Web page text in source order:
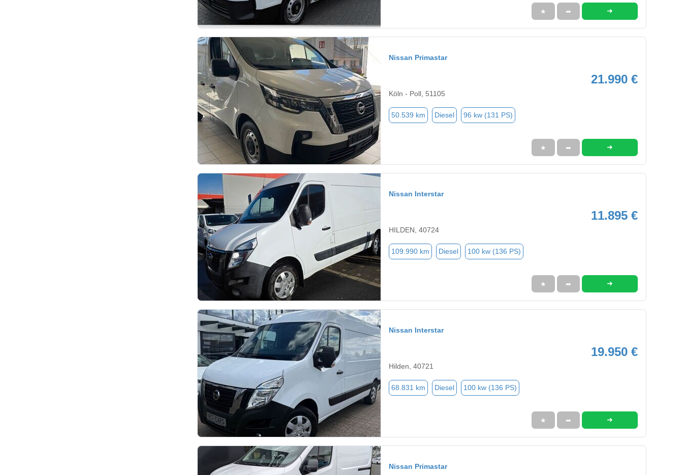
★ ➦ ➜
Nissan Primastar
21.990 €
Köln - Poll, 51105
50.539 km Diesel 96 kw (131 PS)
★ ➦ ➜
Nissan Interstar
11.895 €
HILDEN, 40724
109.990 km Diesel 100 kw (136 PS)
★ ➦ ➜
Nissan Interstar
19.950 €
Hilden, 40721
68.831 km Diesel 100 kw (136 PS)
★ ➦ ➜
Nissan Primastar